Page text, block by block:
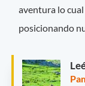
aventura lo
posicionando